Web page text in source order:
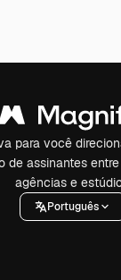
para você
de assinantes
agências e
Português